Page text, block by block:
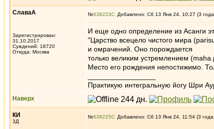
СлаваА
Зарегистрирован:
31.10.2017
Суждений: 18720
Откуда: Москва
№638223 Добавлено: Сб 13 Янв 24, 10:27 (3
И еще одно определение из Асанги
"Царство всецело чистого мира
и омрачений. Оно порождается
только великим устремлением
Место его рождения непостижимо.
Практикую интегральную йогу Шри
Наверх
КИ
3Д
№638225 Добавлено: Сб 13 Янв 24, 11:54 (3